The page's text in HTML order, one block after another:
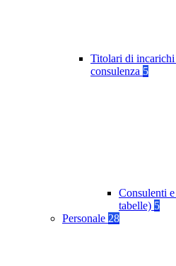
Titolari di
consulenza 5
Consulenti
tabelle) 5
Personale 28